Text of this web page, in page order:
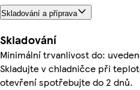
Skladování a příprava
Skladování
Minimální trvanlivost do:
Skladujte v chladničce při
otevření spotřebujte do 2 dnů.